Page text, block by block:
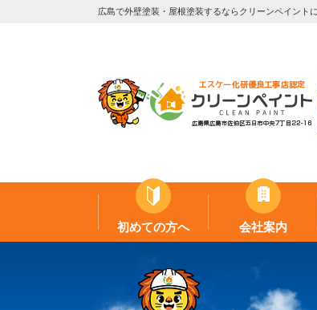
広島で外壁塗装・屋根塗装するならクリーンペイント
初めての方へ 会社案内